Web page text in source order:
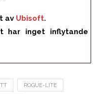
av Ubisoft.
har inget inflytande
ROGUE-LITE